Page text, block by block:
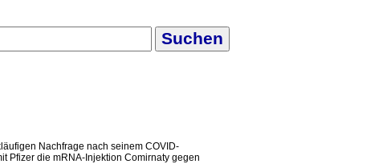
Nachfrage nach seinem COVID-
Pfizer die mRNA-Injektion Comirnaty gegen